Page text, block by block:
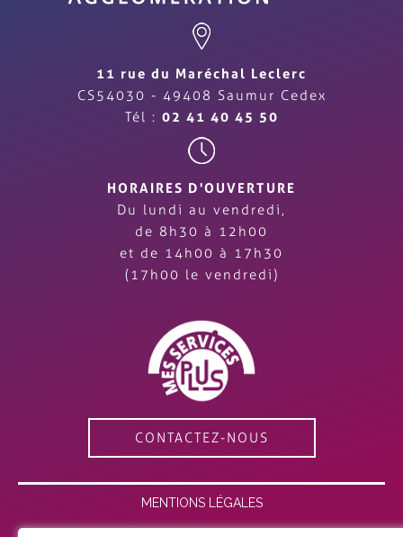
11 rue du Maréchal Leclerc
CS54030 - 49408 Saumur Cedex
Tél : 02 41 40 45 50
HORAIRES D'OUVERTURE
Du lundi au vendredi,
de 8h30 à 12h00
et de 14h00 à 17h30
(17h00 le vendredi)
CONTACTEZ-NOUS
MENTIONS LÉGALES